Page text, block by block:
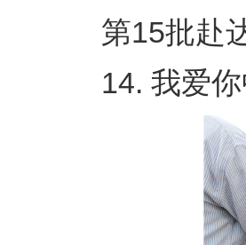
第15批赴达
14. 我爱你